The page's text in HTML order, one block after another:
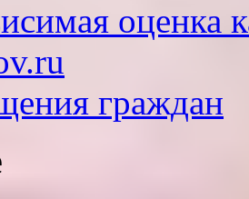
оценка
граждан